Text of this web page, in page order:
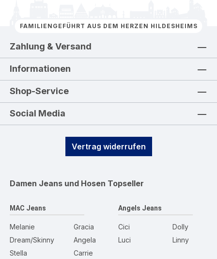
FAMILIENGEFÜHRT AUS DEM HERZEN HILDESHEIMS
Zahlung & Versand
Informationen
Shop-Service
Social Media
Vertrag widerrufen
Damen Jeans und Hosen Topseller
MAC Jeans
Melanie
Dream/Skinny
Stella
Gracia
Angela
Carrie
Angels Jeans
Cici
Luci
Dolly
Linny